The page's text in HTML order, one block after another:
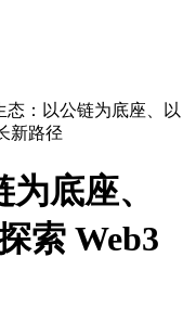
态：以公链为底座、以
新路径
底座、
索 Web3